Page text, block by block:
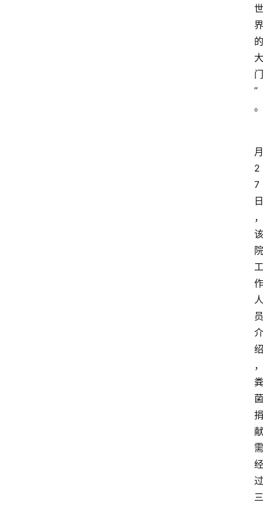
世
界
的
大
门
”
。
月
2
7
日
，
该
院
工
作
人
员
介
绍
，
粪
菌
捐
献
需
经
过
三